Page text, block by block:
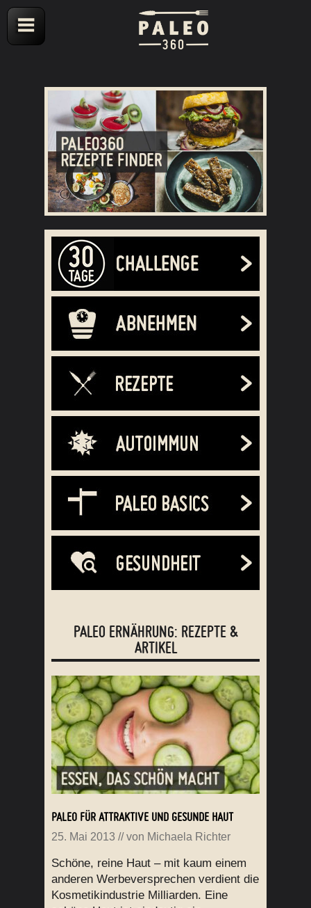
PALEO ERNÄHRUNG: REZEPTE &
ARTIKEL
PALEO FÜR ATTRAKTIVE UND GESUNDE HAUT
25. Mai 2013 // von Michaela Richter
Schöne, reine Haut – mit kaum einem
anderen Werbeversprechen verdient die
Kosmetikindustrie Milliarden. Eine